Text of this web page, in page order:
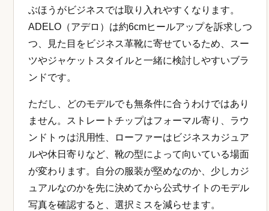
ぶほうがビジネスでは取り入れやすくなります。
ADELO（アデロ）は約6cmヒールアップを訴求しつ
つ、見た目をビジネス革靴に寄せているため、スー
ツやジャケットスタイルと一緒に検討しやすいブラ
ンドです。
ただし、どのモデルでも無条件に合うわけではあり
ません。ストレートチップはフォーマル寄り、ラウ
ンドトゥは汎用性、ローファーはビジネスカジュア
ルや休日寄りなど、靴の型によって向いている場面
が変わります。自分の服装が堅めなのか、少しカジ
ュアルなのかを先に決めてから公式サイトのモデル
写真を確認すると、選択ミスを減らせます。